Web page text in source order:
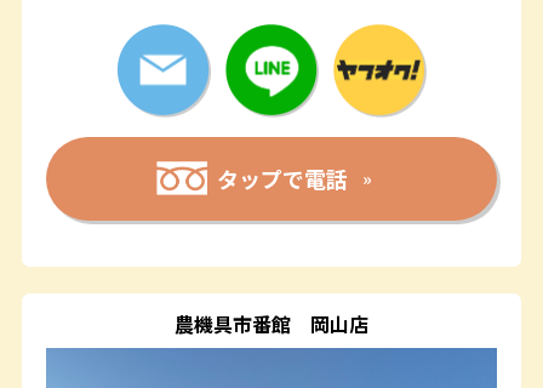
タップで電話
農機具市番館 岡山店